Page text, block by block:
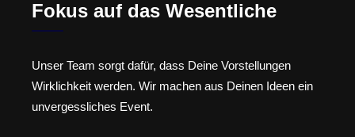
Fokus auf das Wesentliche
Unser Team sorgt dafür, dass Deine Vorstellungen
Wirklichkeit werden. Wir machen aus Deinen Ideen ein
unvergessliches Event.